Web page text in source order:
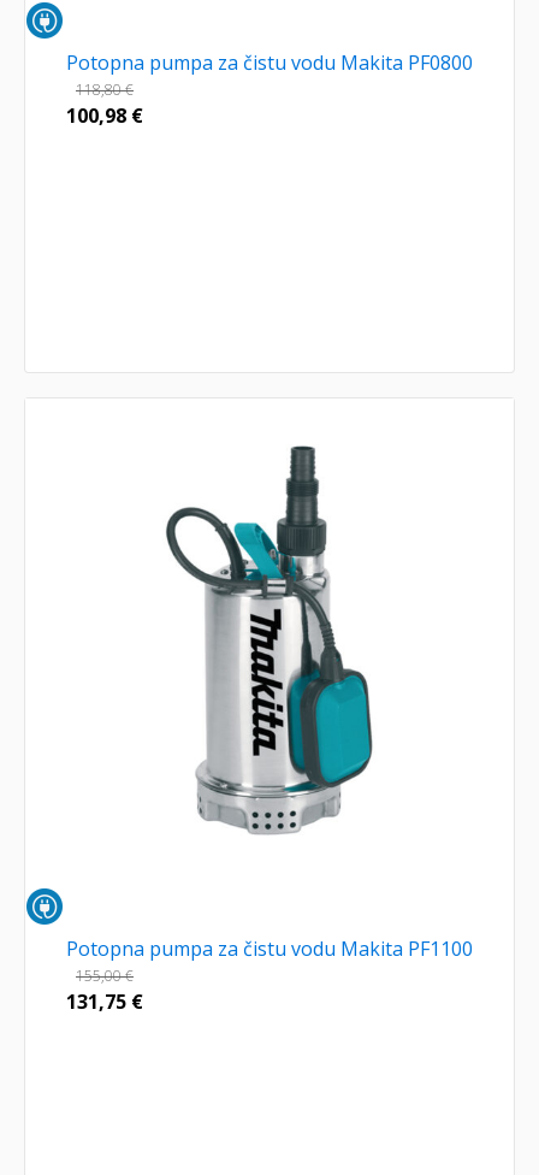
Potopna pumpa za čistu vodu Makita PF0800
118,80€
100,98 €
Potopna pumpa za čistu vodu Makita PF1100
155,00€
131,75 €